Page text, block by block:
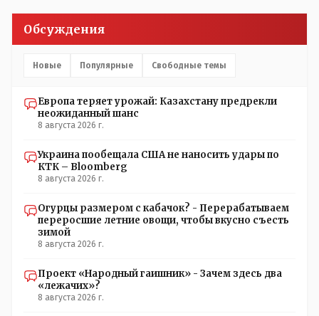
Обсуждения
Новые Популярные Свободные темы
Европа теряет урожай: Казахстану предрекли
неожиданный шанс
8 августа 2026 г.
Украина пообещала США не наносить удары по
КТК – Bloomberg
8 августа 2026 г.
Огурцы размером с кабачок? - Перерабатываем
переросшие летние овощи, чтобы вкусно съесть
зимой
8 августа 2026 г.
Проект «Народный гаишник» - Зачем здесь два
«лежачих»?
8 августа 2026 г.